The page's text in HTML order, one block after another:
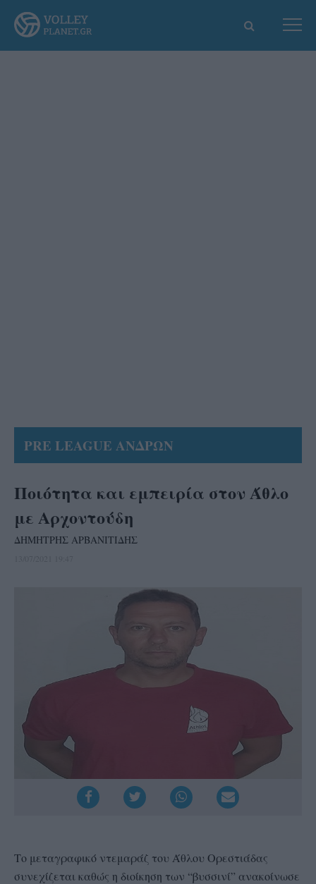
PRE LEAGUE ΑΝΔΡΩΝ
Ποιότητα και εμπειρία στον Άθλο
με Αρχοντούδη
ΔΗΜΗΤΡΗΣ ΑΡΒΑΝΙΤΙΔΗΣ
Το μεταγραφικό ντεμαράζ του Άθλου Ορεστιάδας
συνεχίζεται καθώς η διοίκηση των “βυσσινί” ανακοίνωσε